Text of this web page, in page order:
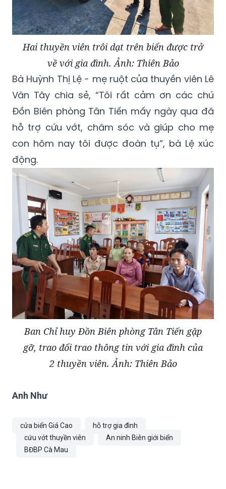
Hai thuyền viên trôi dạt trên biển được trở
về với gia đình. Ảnh: Thiên Bảo
Bà Huỳnh Thị Lệ - mẹ ruột của thuyền viên Lê
Văn Tây chia sẻ, “Tôi rất cảm ơn các chú
Đồn Biên phòng Tân Tiến mấy ngày qua đã
hỗ trợ cứu vớt, chăm sóc và giúp cho mẹ
con hôm nay tôi được đoàn tụ”, bà Lệ xúc
động.
Ban Chỉ huy Đồn Biên phòng Tân Tiến gặp
gỡ, trao đổi trao thông tin với gia đình của
2 thuyền viên. Ảnh: Thiên Bảo
Anh Như
cửa biển Giá Cao
hỗ trợ gia đình
cứu vớt thuyền viên
An ninh Biên giới biển
BĐBP Cà Mau